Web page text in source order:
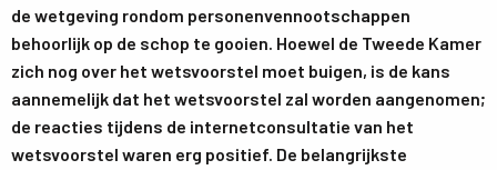
de wetgeving rondom personenvennootschappen
behoorlijk op de schop te gooien. Hoewel de Tweede Kamer
zich nog over het wetsvoorstel moet buigen, is de kans
aannemelijk dat het wetsvoorstel zal worden aangenomen;
de reacties tijdens de internetconsultatie van het
wetsvoorstel waren erg positief. De belangrijkste